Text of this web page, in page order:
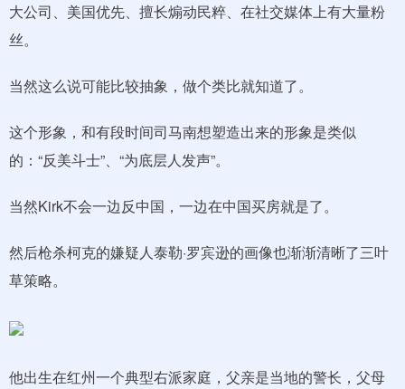
大公司、美国优先、擅长煽动民粹、在社交媒体上有大量粉
丝。
当然这么说可能比较抽象，做个类比就知道了。
这个形象，和有段时间司马南想塑造出来的形象是类似
的：“反美斗士”、“为底层人发声”。
当然Kirk不会一边反中国，一边在中国买房就是了。
然后枪杀柯克的嫌疑人泰勒·罗宾逊的画像也渐渐清晰了三叶
草策略。
他出生在红州一个典型右派家庭，父亲是当地的警长，父母